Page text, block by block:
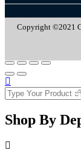
Copyright ©2021
Shop By